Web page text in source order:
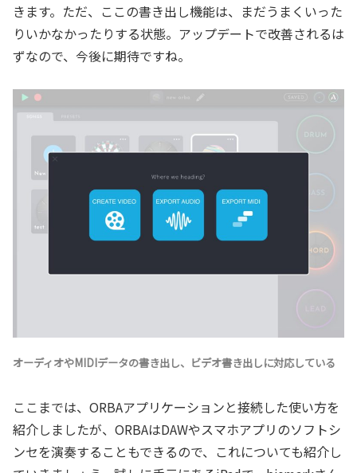
きます。ただ、ここの書き出し機能は、まだうまくいった
りいかなかったりする状態。アップデートで改善されるは
ずなので、今後に期待ですね。
オーディオやMIDIデータの書き出し、ビデオ書き出しに対応している
ここまでは、ORBAアプリケーションと接続した使い方を
紹介しましたが、ORBAはDAWやスマホアプリのソフトシ
ンセを演奏することもできるので、これについても紹介し